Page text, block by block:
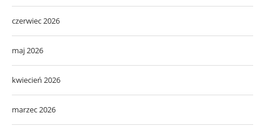
czerwiec 2026
maj 2026
kwiecień 2026
marzec 2026